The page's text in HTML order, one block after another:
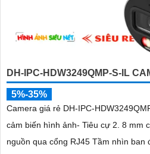
DH-IPC-HDW3249QMP-S-IL
5%-35%
Camera giá rẻ DH-IPC-HDW3249QMP-S-IL 2MP @1/2.
cảm biến hình ảnh- Tiêu cự 2. 8 mm
nguồn qua cổng RJ45 Tầm nhìn ban